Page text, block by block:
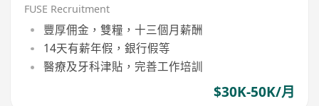
FUSE Recruitment
豐厚佣金，雙糧，十三個月薪酬
14天有薪年假，銀行假等
醫療及牙科津貼，完善工作培訓
$30K-50K/月